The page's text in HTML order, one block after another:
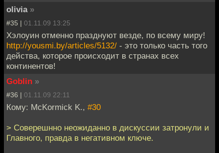
olivia »
#35 | 01.11.09 13:25
Хэлоуин отменно празднуют везде, по всему миру!
http://yousmi.by/articles/5132/ - это только часть того
действа, которое происходит в странах всех
континентов!
Goblin »
#36 | 01.11.09 22:11
Кому: McKormick K., #30
> Соверешнно неожиданно в дискуссии затронули и
Главного, правда в негативном ключе.